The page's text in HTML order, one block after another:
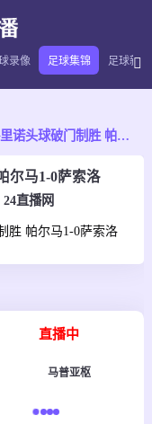
录像 足球集锦 足球新闻
意甲-佩莱格里诺头球破门制胜 帕尔马1-0萨索洛
尔马1-0萨索洛
24直播网
胜 帕尔马1-0萨索洛
直播中
马普亚枢